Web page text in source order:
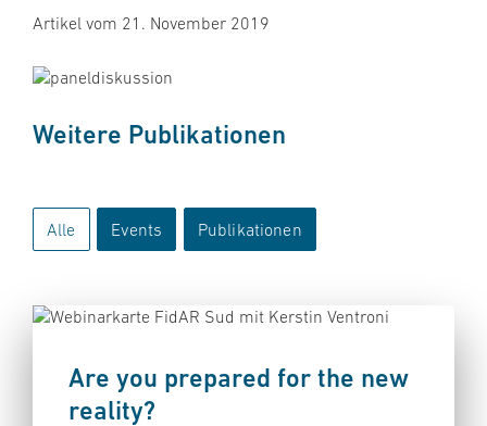
Artikel vom 21. November 2019
Weitere Publikationen
Alle Events Publikationen
Are you prepared for the new
reality?